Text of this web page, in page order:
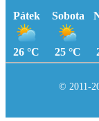
Pátek
26 °C
Sobota
25 °C
© 2011-